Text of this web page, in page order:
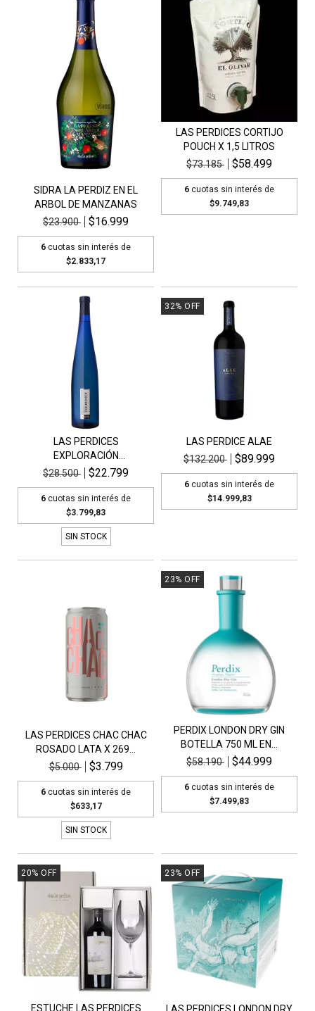
SIDRA LA PERDIZ EN EL
ARBOL DE MANZANAS
$23.900
$16.999
6 cuotas sin interés de
$2.833,17
LAS PERDICES CORTIJO
POUCH X 1,5 LITROS
$73.185
$58.499
6 cuotas sin interés de
$9.749,83
LAS PERDICES
EXPLORACIÓN
GEWSTRAMINER
$28.500 $22.799
6 cuotas sin interés de
$3.799,83
SIN STOCK
32% OFF
LAS PERDICE ALAE
$132.200
$89.999
6 cuotas sin interés de
$14.999,83
LAS PERDICES CHAC CHAC
ROSADO LATA X 269...
$5.000
$3.799
6 cuotas sin interés de
$633,17
SIN STOCK
23% OFF
PERDIX LONDON DRY GIN
BOTELLA 750 ML EN...
$58.190
$44.999
6 cuotas sin interés de
$7.499,83
20% OFF
ESTUCHE LAS PERDICES
23% OFF